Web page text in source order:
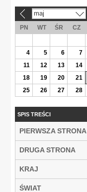
maj
PN WT ŚR CZ
4
5 6 7
11
12 13 14
18
19 20 21
25
26 27 28
SPIS TREŚCI
PIERWSZA STRONA
DRUGA STRONA
KRAJ
ŚWIAT